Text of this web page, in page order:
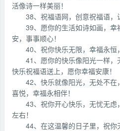
活像诗一样美丽！
38、祝福语网，创意祝福语，
39、愿你的生活如诗如画，
安，事事顺心！
40、祝你快乐无限，幸福永恒
41、愿你的快乐像阳光一样，
快乐祝福语送上，愿你幸福安康！
42、快乐就像阳光，无处不
喜悦，幸福永相伴！
43、祝你开心快乐，无忧无
左右！
44、在这温馨的日子里，祝